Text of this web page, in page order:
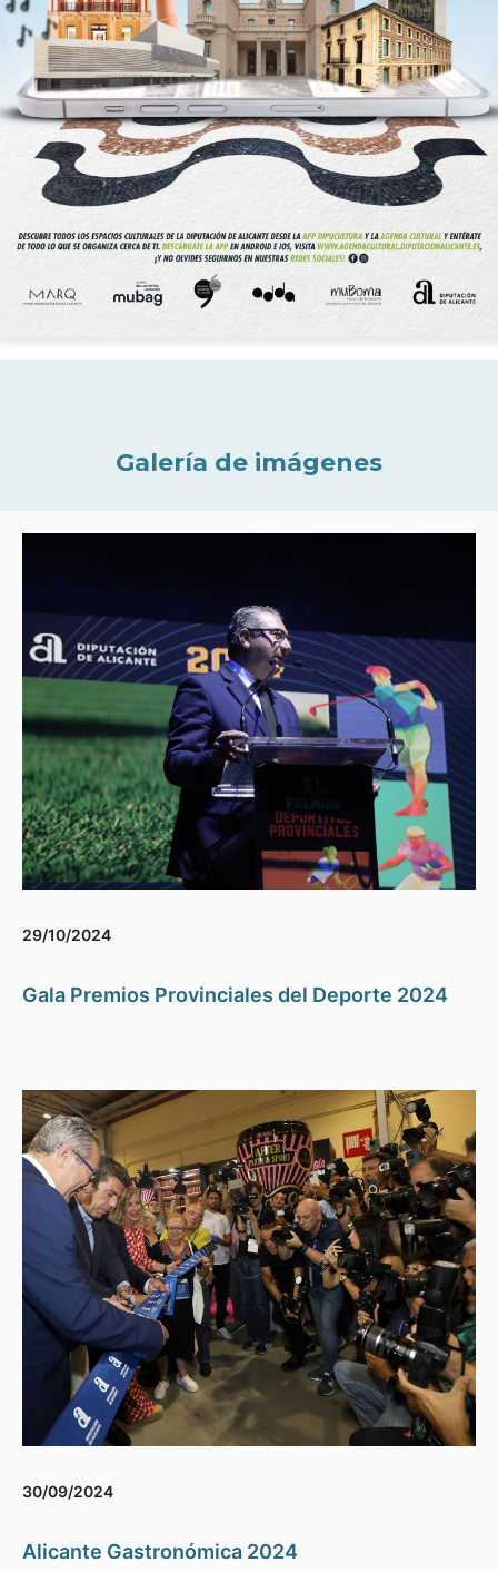
Galería de imágenes
29/10/2024
Gala Premios Provinciales del Deporte 2024
30/09/2024
Alicante Gastronómica 2024